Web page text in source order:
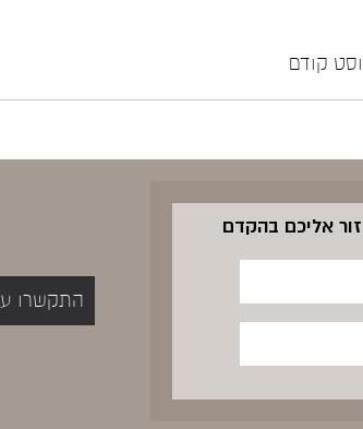
קודם
אליכם בהקדם
התקשרו עכשיו